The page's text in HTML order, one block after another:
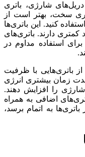
شارژی، باتری
سخت، بهتر است از
کنید. این باتری‌ها
کمتری دارند. باتری‌های
استفاده مداوم در
باتری‌هایی با ظرفیت
مدت زمان بیشتری انرژی
را افزایش دهند.
اضافی به همراه
به اتمام برسد،